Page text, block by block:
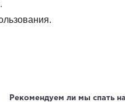
Рекомендуем ли мы спать